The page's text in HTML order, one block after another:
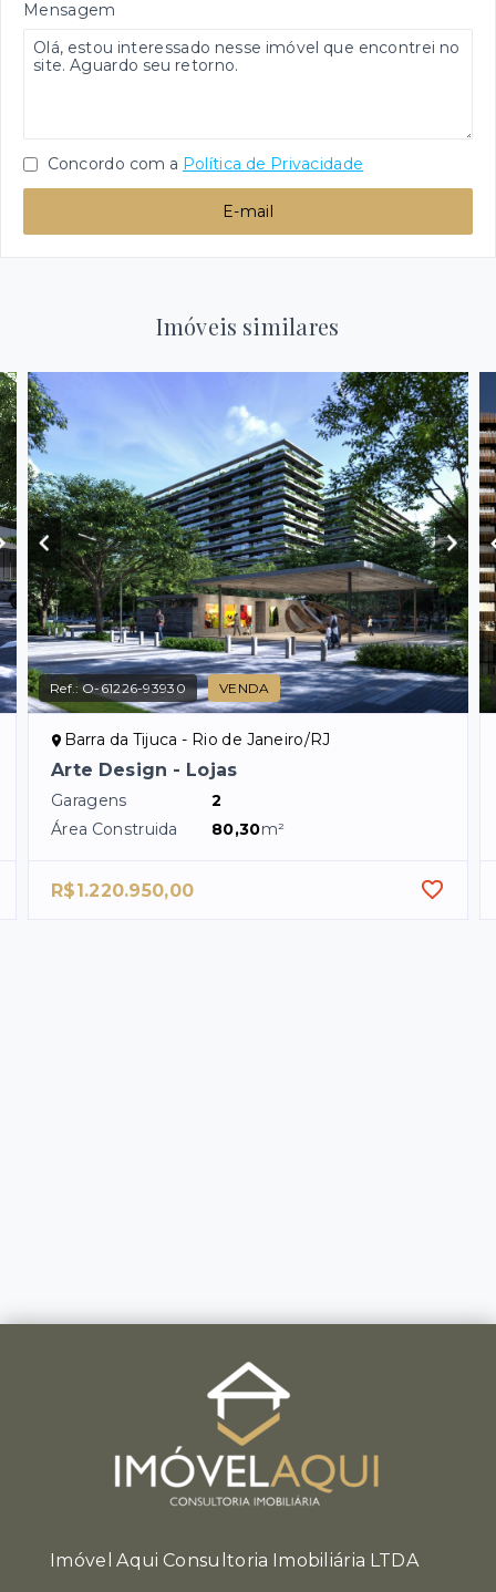
Mensagem
Concordo com a Política de Privacidade
E-mail
Imóveis similares
Ref.: O-61226-93930 VENDA
Barra da Tijuca - Rio de Janeiro/RJ
Arte Design - Lojas
Garagens
2
Área Construida
80,30m²
R$1.220.950,00
Imóvel Aqui Consultoria Imobiliária LTDA